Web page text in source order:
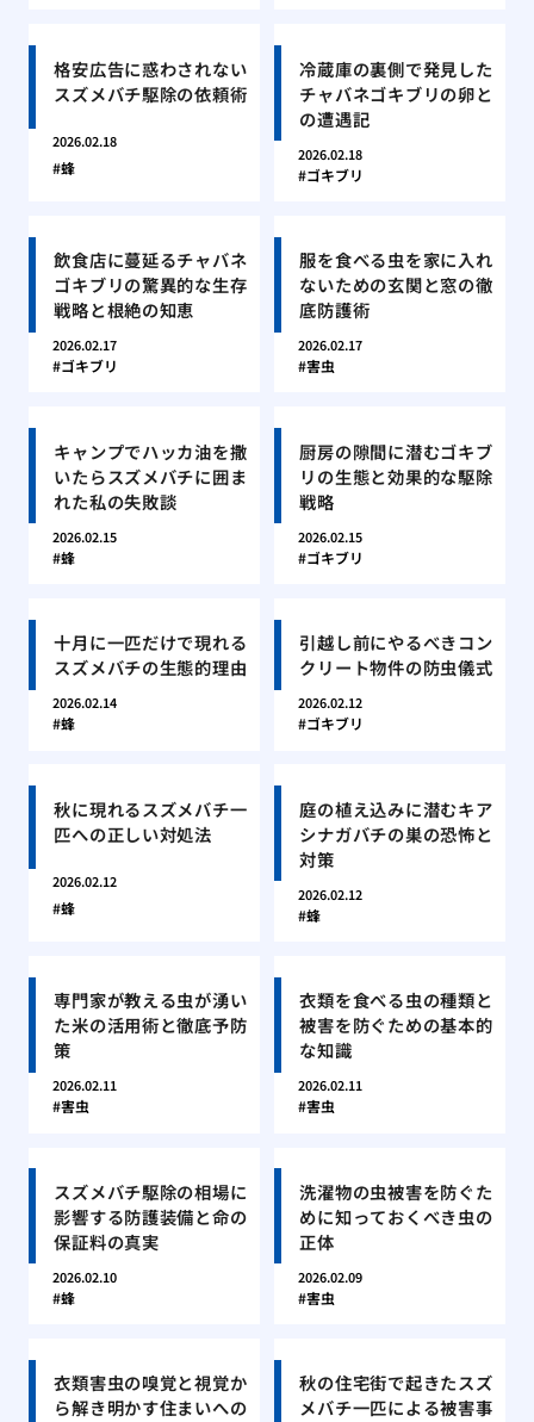
格安広告に惑わされない
スズメバチ駆除の依頼術
2026.02.18
蜂
冷蔵庫の裏側で発見した
チャバネゴキブリの卵と
の遭遇記
2026.02.18
ゴキブリ
飲食店に蔓延るチャバネ
ゴキブリの驚異的な生存
戦略と根絶の知恵
2026.02.17
ゴキブリ
服を食べる虫を家に入れ
ないための玄関と窓の徹
底防護術
2026.02.17
害虫
キャンプでハッカ油を撒
いたらスズメバチに囲ま
れた私の失敗談
2026.02.15
蜂
厨房の隙間に潜むゴキブ
リの生態と効果的な駆除
戦略
2026.02.15
ゴキブリ
十月に一匹だけで現れる
スズメバチの生態的理由
2026.02.14
蜂
引越し前にやるべきコン
クリート物件の防虫儀式
2026.02.12
ゴキブリ
秋に現れるスズメバチ一
匹への正しい対処法
2026.02.12
蜂
庭の植え込みに潜むキア
シナガバチの巣の恐怖と
対策
2026.02.12
蜂
専門家が教える虫が湧い
た米の活用術と徹底予防
策
2026.02.11
害虫
衣類を食べる虫の種類と
被害を防ぐための基本的
な知識
2026.02.11
害虫
スズメバチ駆除の相場に
影響する防護装備と命の
保証料の真実
2026.02.10
蜂
洗濯物の虫被害を防ぐた
めに知っておくべき虫の
正体
2026.02.09
害虫
衣類害虫の嗅覚と視覚か
ら解き明かす住まいへの
秋の住宅街で起きたスズ
メバチ一匹による被害事